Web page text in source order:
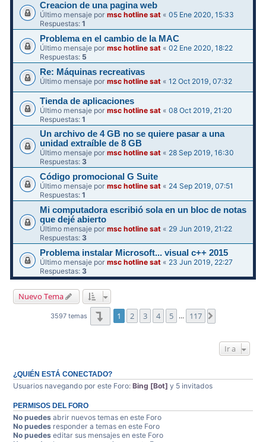
Creacion de una pagina web
Último mensaje pormsc hotline sat «05 Ene 2020, 15:33
Respuestas:1
Problema en el cambio de la MAC
Último mensaje pormsc hotline sat «02 Ene 2020, 18:22
Respuestas: 5
Re: Máquinas recreativas
Último mensaje pormsc hotline sat «12 Oct 2019, 07:32
Tienda de aplicaciones
Último mensaje pormsc hotline sat «08 Oct 2019, 21:20
Respuestas:1
Un archivo de 4 GB no se quiere pasar a una
unidad extraíble de 8 GB
Último mensaje pormsc hotline sat « 28 Sep 2019, 16:30
Respuestas: 3
Código promocional G Suite
Último mensaje pormsc hotline sat « 24 Sep 2019, 07:51
Respuestas:1
Mi computadora escribió sola en un bloc de notas
que dejé abierto
Último mensaje pormsc hotline sat « 29 Jun 2019, 21:22
Respuestas: 3
Problema instalar Microsoft... visual c++ 2015
Último mensaje pormsc hotline sat « 23 Jun 2019, 22:27
Respuestas:3
Nuevo Tema
3597 temas Página1 de 117
1 2 3 4 5 … 117
Ir a
¿QUIÉN ESTÁ CONECTADO?
Usuarios navegando por este Foro:Bing [Bot] y 5 invitados
PERMISOS DEL FORO
No puedes abrir nuevos temas en este Foro
No puedes responder a temas en este Foro
No puedes editar sus mensajes en este Foro